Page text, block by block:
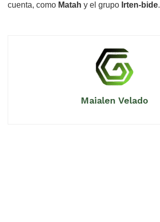
cuenta, como Matah y el grupo Irten-bide.
Maialen Velado